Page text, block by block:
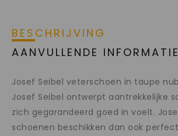
BESCHRIJVING
AANVULLENDE INFORMATIE
Josef Seibel veterschoen in taupe
Josef Seibel ontwerpt aantrekkelijke
zich gegarandeerd goed in voelt.
schoenen beschikken dan ook